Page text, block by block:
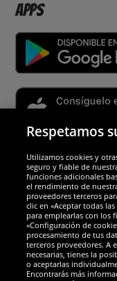
Apps
Socios y
Respetamos
Utilizamos cookies y
seguro y fiable de
funciones adicionales
el rendimiento de
proveedores terceros
clic en «Aceptar todas
para emplearlas con los
«Configuración de
procesamiento de tus
terceros proveedores. A
necesarias, tienes la
o aceptarlas
Encontrarás más